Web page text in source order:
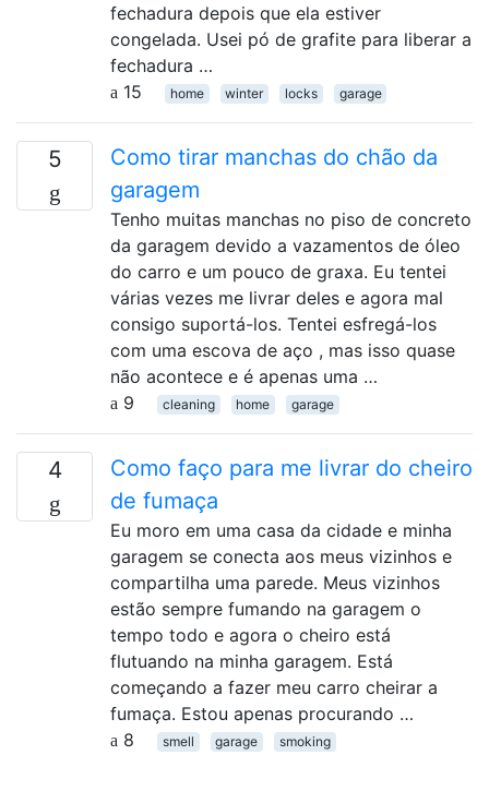
fechadura depois que ela estiver
congelada. Usei pó de grafite para liberar a
fechadura …
15
home winter locks garage
5
Como tirar manchas do chão da
garagem
Tenho muitas manchas no piso de concreto
da garagem devido a vazamentos de óleo
do carro e um pouco de graxa. Eu tentei
várias vezes me livrar deles e agora mal
consigo suportá-los. Tentei esfregá-los
com uma escova de aço , mas isso quase
não acontece e é apenas uma …
9
cleaning home garage
4
Como faço para me livrar do cheiro
de fumaça
Eu moro em uma casa da cidade e minha
garagem se conecta aos meus vizinhos e
compartilha uma parede. Meus vizinhos
estão sempre fumando na garagem o
tempo todo e agora o cheiro está
flutuando na minha garagem. Está
começando a fazer meu carro cheirar a
fumaça. Estou apenas procurando …
8
smell garage smoking